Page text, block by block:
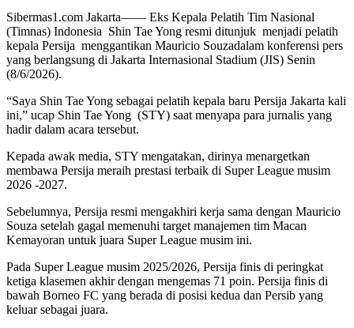
Sibermas1.com Jakarta—— Eks Kepala Pelatih Tim Nasional
(Timnas) Indonesia Shin Tae Yong resmi ditunjuk menjadi pelatih
kepala Persija menggantikan Mauricio Souzadalam konferensi pers
yang berlangsung di Jakarta Internasional Stadium (JIS) Senin
(8/6/2026).
“Saya Shin Tae Yong sebagai pelatih kepala baru Persija Jakarta kali
ini,” ucap Shin Tae Yong (STY) saat menyapa para jurnalis yang
hadir dalam acara tersebut.
Kepada awak media, STY mengatakan, dirinya menargetkan
membawa Persija meraih prestasi terbaik di Super League musim
2026 -2027.
Sebelumnya, Persija resmi mengakhiri kerja sama dengan Mauricio
Souza setelah gagal memenuhi target manajemen tim Macan
Kemayoran untuk juara Super League musim ini.
Pada Super League musim 2025/2026, Persija finis di peringkat
ketiga klasemen akhir dengan mengemas 71 poin. Persija finis di
bawah Borneo FC yang berada di posisi kedua dan Persib yang
keluar sebagai juara.